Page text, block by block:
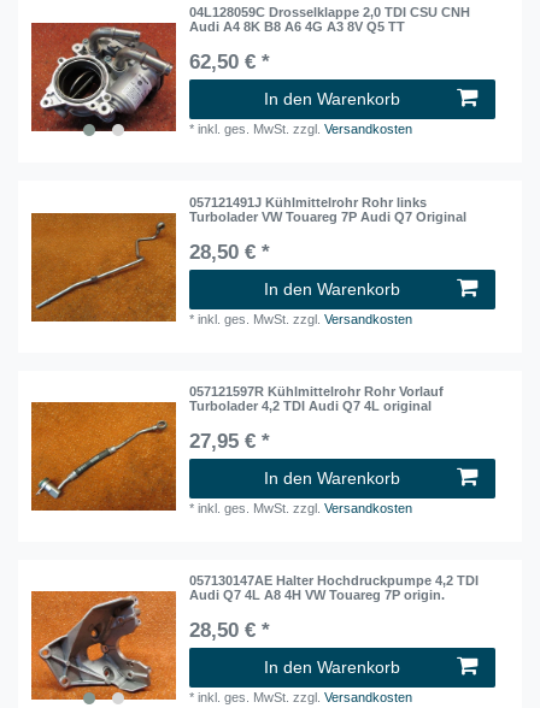
04L128059C Drosselklappe 2,0 TDI CSU CNH
Audi A4 8K B8 A6 4G A3 8V Q5 TT
62,50 € *
In den Warenkorb
*inkl. ges. MwSt. zzgl.Versandkosten
057121491J Kühlmittelrohr Rohr links
Turbolader VW Touareg 7P Audi Q7 Original
28,50 € *
In den Warenkorb
*inkl. ges. MwSt. zzgl.Versandkosten
057121597R Kühlmittelrohr Rohr Vorlauf
Turbolader 4,2 TDI Audi Q7 4L original
27,95 € *
In den Warenkorb
*inkl. ges. MwSt. zzgl.Versandkosten
057130147AE Halter Hochdruckpumpe 4,2 TDI
Audi Q7 4L A8 4H VW Touareg 7P origin.
28,50 € *
In den Warenkorb
*inkl. ges. MwSt. zzgl.Versandkosten